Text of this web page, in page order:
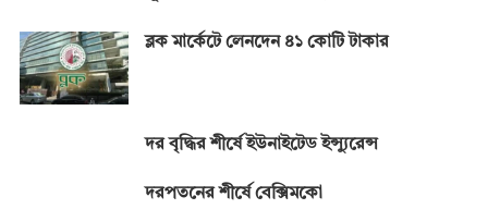
ব্লক মার্কেটে লেনদেন ৪১ কোটি টাকার
দর বৃদ্ধির শীর্ষে ইউনাইটেড ইন্স্যুরেন্স
দরপতনের শীর্ষে বেক্সিমকো